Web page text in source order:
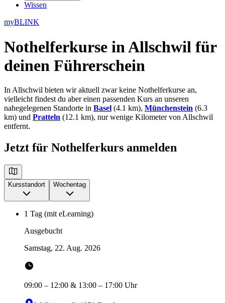
Wissen
myBLINK
Nothelferkurse in Allschwil für
deinen Führerschein
In Allschwil bieten wir aktuell zwar keine Nothelferkurse an,
vielleicht findest du aber einen passenden Kurs an unseren
nahegelegenen Standorte in Basel (4.1 km), Münchenstein (6.3
km) und Pratteln (12.1 km), nur wenige Kilometer von Allschwil
entfernt.
Jetzt für Nothelferkurs anmelden
Kursstandort Wochentag
1 Tag (mit eLearning)
Ausgebucht
Samstag, 22. Aug. 2026
09:00 – 12:00 & 13:00 – 17:00 Uhr